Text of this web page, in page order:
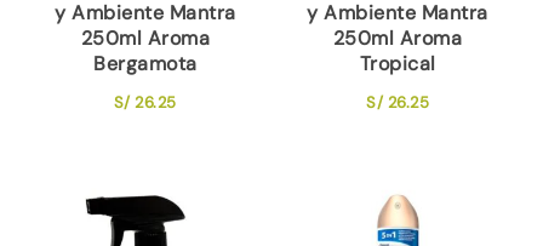
y Ambiente Mantra
250ml Aroma
Bergamota
S/26.25
y Ambiente Mantra
250ml Aroma
Tropical
S/26.25